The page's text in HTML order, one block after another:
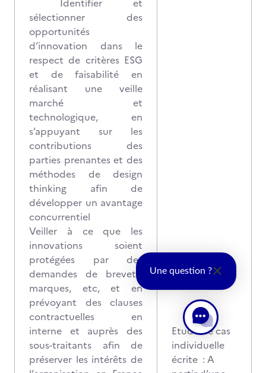
Identifier et
sélectionner des
opportunités
d’innovation dans le
respect de critères ESG
et de faisabilité en
réalisant une veille
marché et
technologique, en
s’appuyant sur les
contributions des
parties prenantes et des
méthodes de design
thinking afin de
développer un avantage
concurrentiel
Veiller à ce que les
innovations soient
protégées par des
demandes de brevets,
marques, etc, et en
prévoyant des clauses
contractuelles en
interne et auprès des
sous-traitants afin de
préserver les intérêts de
Etude de cas
individuelle
écrite : A
Une question ?